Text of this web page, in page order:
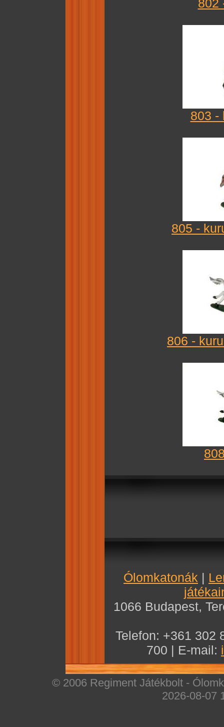
802
803 -
805 -
806 -
Ólomkatonák
1066 Budapest,
Telefon: +361 302
700 | E-mail:
© 2006 Regiment Játékbolt -
2026-08-07